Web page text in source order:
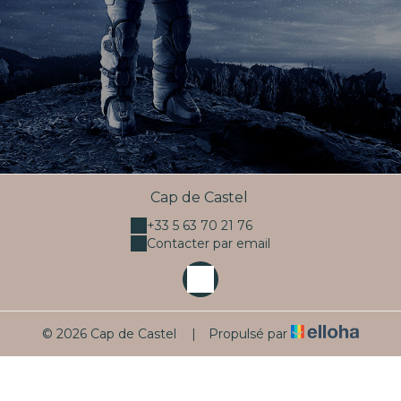
Cap de Castel
+33 5 63 70 21 76
Contacter par email
© 2026 Cap de Castel | Propulsé par